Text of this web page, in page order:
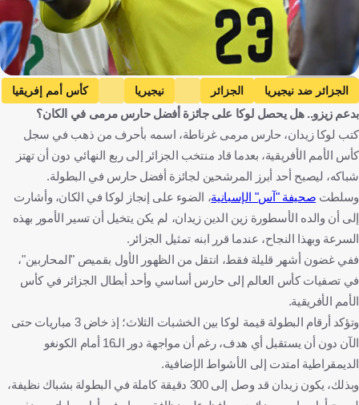
Getty Images
الجزائر ضد نيجيريا الجزائر نيجيريا
كأس أمم إفريقيا
لوكا زيدان
الجزائر نيجيريا المغرب كرة قدم
بدعم زيزو.. هل يحصل لوكا على جائزة أفضل حارس مرمى في الكان؟
كتب لوكا زيدان، حارس مرمى غرناطة، اسمه بأحرف من ذهب في سجل
كأس الأمم الأفريقية، بعدما قاد منتخب الجزائر إلى ربع النهائي دون أن تهتز
شباكه، ليصبح أحد أبرز المرشحين لجائزة أفضل حارس في البطولة.
وسلطت صحيفة "آس" الإسبانية، الضوء على إنجاز لوكا في الكان، وأشارت
إلى أن والده الأسطورة زين الدين زيدان، لم يكن يتخيل أن تسير الأمور بهذه
السرعة وبهذا النجاح، عندما قرر ابنه تمثيل الجزائر.
ففي غضون أشهر قليلة فقط، انتقل من الظهور الأول بقميص "المحاربين"،
في تصفيات كأس العالم إلى حارس أساسي وأحد أبطال الجزائر في كأس
الأمم الأفريقية.
وتؤكد أرقام البطولة قيمة لوكا بين الخشبات الثلاث؛ إذ خاض 3 مباريات حتى
الآن دون أن يستقبل أي هدف، رغم أن مواجهة دور الـ16 أمام الكونغو
الديمقراطية امتدت إلى الأشواط الإضافية.
وبذلك، يكون زيدان قد وصل إلى 300 دقيقة كاملة في البطولة بشباك نظيفة،